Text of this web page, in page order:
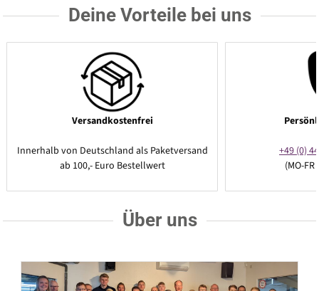
Deine Vorteile bei uns
Versandkostenfrei
Innerhalb von Deutschland als Paketversand
ab 100,- Euro Bestellwert
+49 (0)
(MO-
Über uns